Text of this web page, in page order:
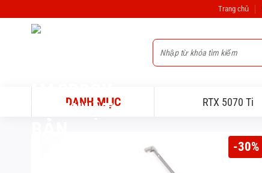
qua
Trang chủ
Tìm
kiếm:
DANH MỤC RTX 5070 Ti
-30%